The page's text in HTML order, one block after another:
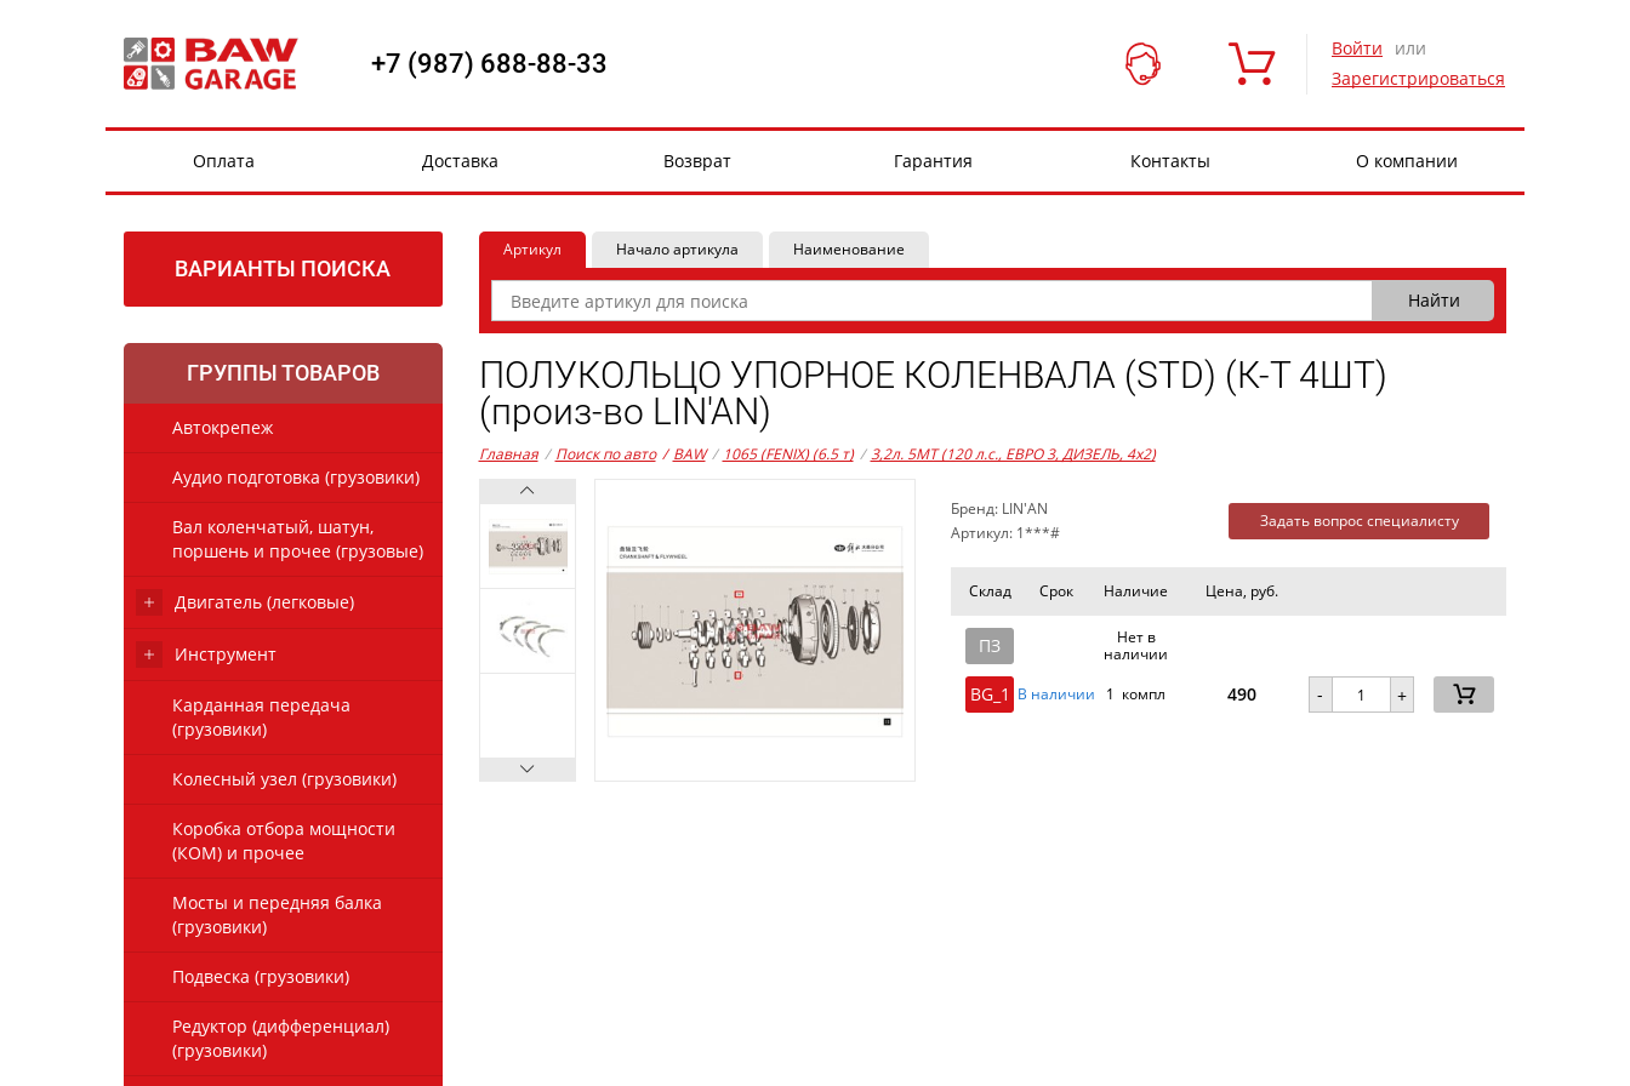
+7 (987) 688-88-33 Войти
или
Зарегистрироваться
Оплата Доставка Возврат Гарантия Контакты О компании
ВАРИАНТЫ ПОИСКА
ГРУППЫ ТОВАРОВ
Автокрепеж
Аудио подготовка (грузовики)
Вал коленчатый, шатун,
поршень и прочее (грузовые)
Двигатель (легковые)
Инструмент
Карданная передача
(грузовики)
Колесный узел (грузовики)
Коробка отбора мощности
(КОМ) и прочее
Мосты и передняя балка
(грузовики)
Подвеска (грузовики)
Редуктор (дифференциал)
(грузовики)
Артикул Начало артикула Наименование
ПОЛУКОЛЬЦО УПОРНОЕ КОЛЕНВАЛА (STD) (К-Т 4ШТ)
(произ-во LIN'AN)
Главная / Поиск по авто / BAW / 1065 (FENIX) (6.5 т) / 3,2л. 5MT (120 л.с., ЕВРО 3, ДИЗЕЛЬ, 4x2)
Бренд: LIN'AN
Артикул: 1***#
Задать вопрос специалисту
Склад Срок Наличие Цена, руб.
ПЗ
Нет в
наличии
BG_1 В наличии 1 компл 490 - +